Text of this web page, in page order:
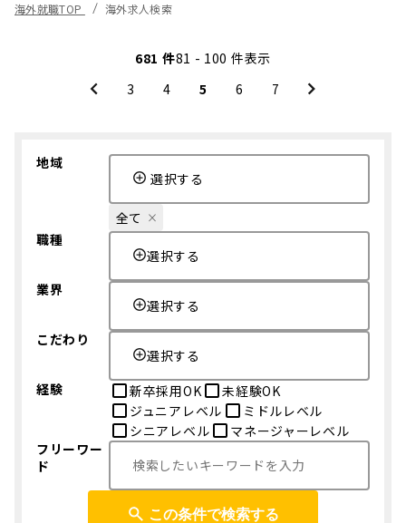
海外就職TOP 海外求人検索
681 件81 - 100 件表示
3
4 5 6 7
地域
選択する
全て
職種
選択する
業界
選択する
こだわり
選択する
経験
新卒採用OK
未経験OK
ジュニアレベル
ミドルレベル
シニアレベル
マネージャーレベル
フリーワー
ド
この条件で検索する